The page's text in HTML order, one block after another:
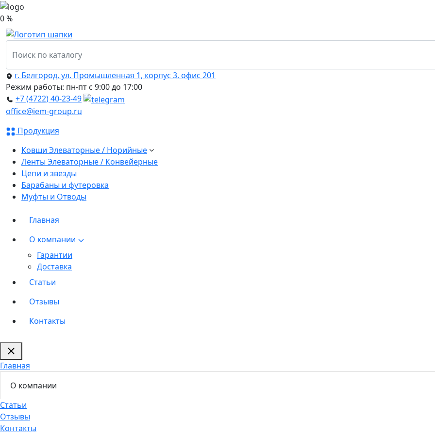
0 %
г. Белгород, ул. Промышленная 1, корпус 3, офис 201
Режим работы: пн-пт с 9:00 до 17:00
+7 (4722) 40-23-49
office@iem-group.ru
Продукция
Ковши Элеваторные / Норийные
Ленты Элеваторные / Конвейерные
Цепи и звезды
Барабаны и футеровка
Муфты и Отводы
Главная
О компании
Гарантии
Доставка
Статьи
Отзывы
Контакты
Главная
О компании
Статьи
Отзывы
Контакты